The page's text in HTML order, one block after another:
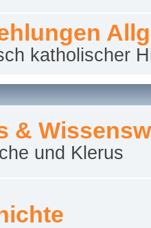
katholischer
&
und Klerus